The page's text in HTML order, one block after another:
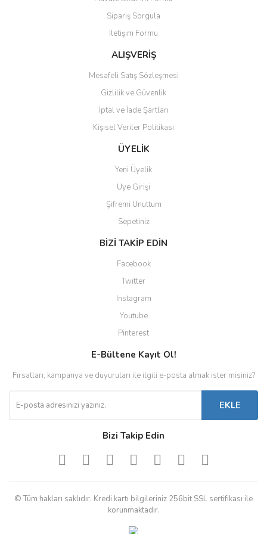
Ürün bilgilerinde hatalar bulunuyor.
Ürün fiyatı diğer sitelerden daha pahalı.
Bu ürüne benzer farklı alternatifler olmalı.
Gönder
Sipariş Sorgula
İletişim Formu
ALIŞVERİŞ
Mesafeli Satış Sözleşmesi
Gizlilik ve Güvenlik
İptal ve İade Şartları
Kişisel Veriler Politikası
ÜYELİK
Yeni Üyelik
Üye Girişi
Şifremi Unuttum
Sepetiniz
BİZİ TAKİP EDİN
Facebook
Twitter
Instagram
Youtube
Pinterest
E-Bültene Kayıt Ol!
Fırsatları, kampanya ve duyuruları ile ilgili e-posta almak ister misiniz?
EKLE
Bizi Takip Edin
© Tüm hakları saklıdır. Kredi kartı bilgileriniz 256bit SSL sertifikası ile
korunmaktadır.